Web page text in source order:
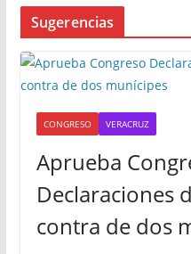
Sugerencias
CONGRESO VERACRUZ
Aprueba
Declaraciones
contra de dos